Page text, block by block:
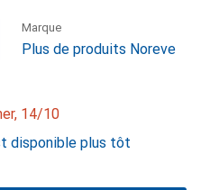
Marque
Plus de produits Noreve
14/10
disponible plus tôt